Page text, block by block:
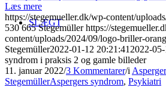
SLÆGT
Læs mere
https://stegemueller.dk/wp-content/
530 665 Stegemüller https://
content/uploads/2024/09/logo-briller-
Stegemüller2022-01-12 20:21:41 2022-
syndrom i praksis 2 og gamle billeder
11. januar 2022/3 Kommentarer/i
StegemüllerAspergers syndrom, Psykiatri